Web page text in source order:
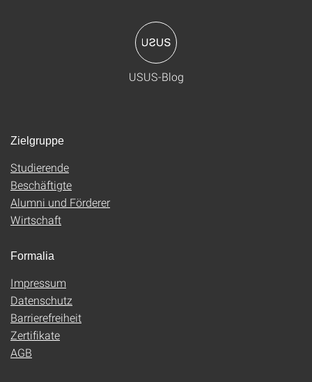
USUS-Blog
Zielgruppe
Studierende
Beschäftigte
Alumni und Förderer
Wirtschaft
Formalia
Impressum
Datenschutz
Barrierefreiheit
Zertifikate
AGB